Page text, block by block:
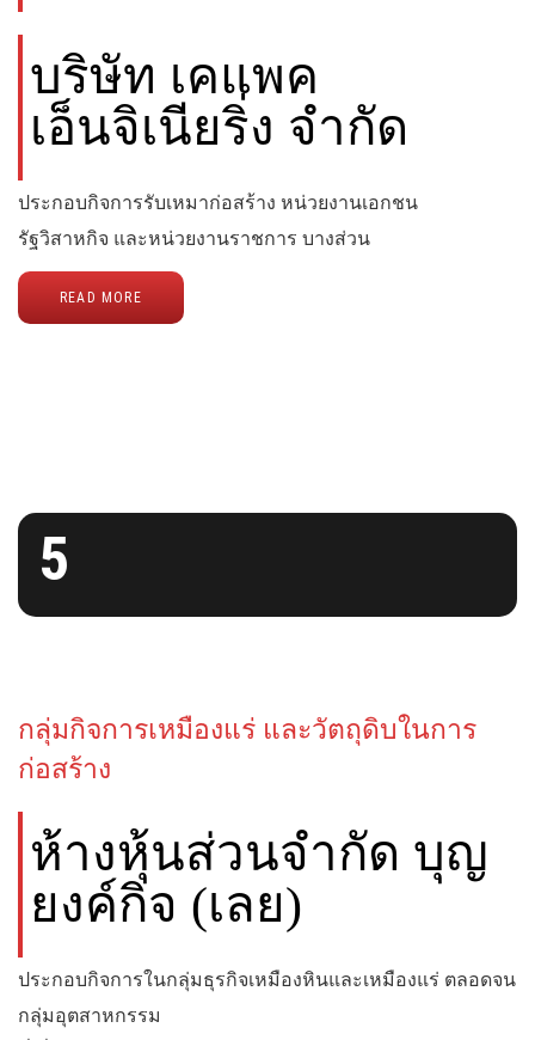
บริษัท เคแพค
เอ็นจิเนียริ่ง จำกัด
ประกอบกิจการรับเหมาก่อสร้าง หน่วยงานเอกชน
รัฐวิสาหกิจ และหน่วยงานราชการ บางส่วน
READ MORE
5
กลุ่มกิจการเหมืองแร่ และวัตถุดิบในการ
ก่อสร้าง
ห้างหุ้นส่วนจำกัด บุญ
ยงค์กิจ (เลย)
ประกอบกิจการในกลุ่มธุรกิจเหมืองหินและเหมืองแร่ ตลอดจน
กลุ่มอุตสาหกรรม